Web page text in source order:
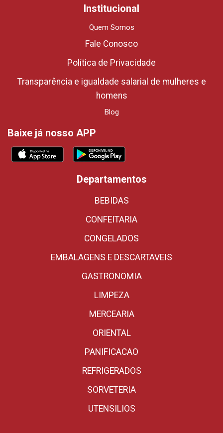
Institucional
Quem Somos
Fale Conosco
Política de Privacidade
Transparência e igualdade salarial de mulheres e
homens
Blog
Baixe já nosso APP
Departamentos
BEBIDAS
CONFEITARIA
CONGELADOS
EMBALAGENS E DESCARTAVEIS
GASTRONOMIA
LIMPEZA
MERCEARIA
ORIENTAL
PANIFICACAO
REFRIGERADOS
SORVETERIA
UTENSILIOS